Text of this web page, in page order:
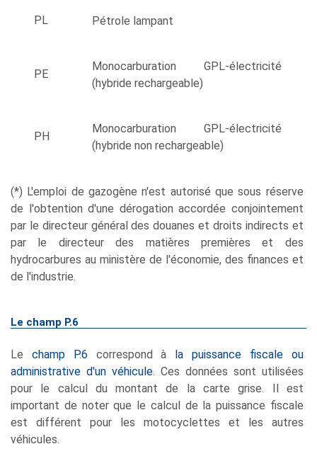
PL Pétrole lampant
PE
Monocarburation GPL-électricité
(hybride rechargeable)
PH
Monocarburation GPL-électricité
(hybride non rechargeable)
(*) L'emploi de gazogène n'est autorisé que sous réserve
de l'obtention d'une dérogation accordée conjointement
par le directeur général des douanes et droits indirects et
par le directeur des matières premières et des
hydrocarbures au ministère de l'économie, des finances et
de l'industrie.
Le champ P.6
Le champ P.6 correspond à la puissance fiscale ou
administrative d'un véhicule. Ces données sont utilisées
pour le calcul du montant de la carte grise. Il est
important de noter que le calcul de la puissance fiscale
est différent pour les motocyclettes et les autres
véhicules.